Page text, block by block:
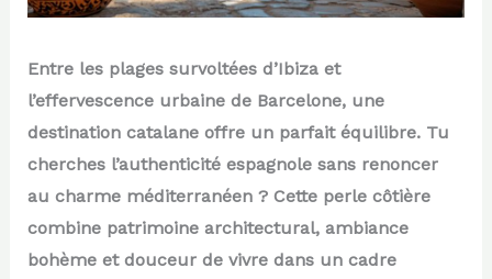
Entre les plages survoltées d’Ibiza et
l’effervescence urbaine de Barcelone, une
destination catalane offre un parfait équilibre. Tu
cherches l’authenticité espagnole sans renoncer
au charme méditerranéen ? Cette perle côtière
combine patrimoine architectural, ambiance
bohème et douceur de vivre dans un cadre